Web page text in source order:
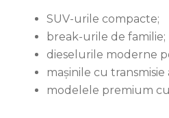
SUV-urile compacte;
break-urile de familie;
dieselurile moderne
mașinile cu
modelele premium